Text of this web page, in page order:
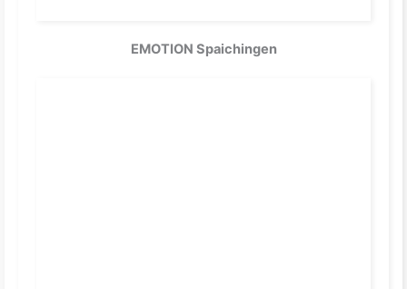
EMOTION Spaichingen